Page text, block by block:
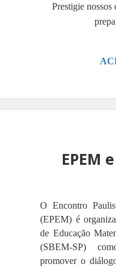
Prestigie nossos
EPEM
O Encontro
(EPEM) é
de Educação
(SBEM-SP)
promover o